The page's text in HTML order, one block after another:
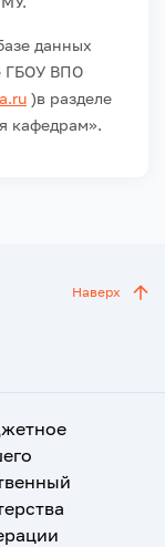
данных
ГБОУ ВПО
)в разделе
кафедрам».
Наверх